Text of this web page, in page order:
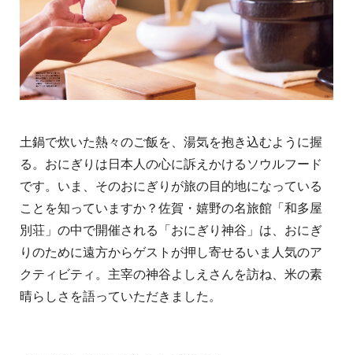
土鍋で炊いた熱々のご飯を、湯気を抱き込むように握
る。おにぎりは日本人の心に訴えかけるソウルフード
です。いま、そのおにぎりが旅の目的地になっている
ことを知っていますか？佐賀・嬉野の名旅館「和多屋
別荘」の中で開催される「おにぎり神谷」は、おにぎ
りのために遠方からゲストが押し寄せるいま人気のア
クティビティ。主宰の神谷よしえさんを訪ね、米の素
晴らしさを語っていただきました。